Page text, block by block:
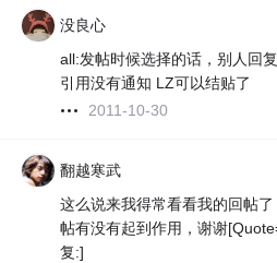
没良心
all:发帖时候选择的话，别人回
引用没有通知 LZ可以结贴了
2011-10-30
翻越寒武
这么说来我得常看看我的回帖
帖有没有起到作用，谢谢
复:]